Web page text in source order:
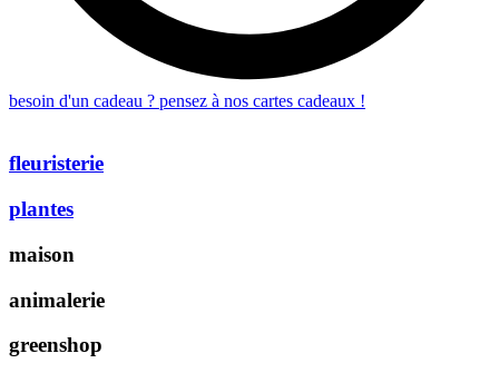
besoin d'un cadeau ? pensez à nos cartes cadeaux !
fleuristerie
plantes
maison
animalerie
greenshop